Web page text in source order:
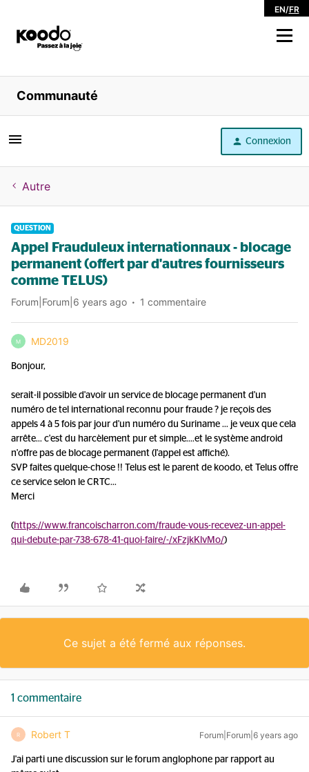
EN/FR
Magasiner
Libre service
Aide
Communauté
Connexion
Autre
QUESTION
Appel Frauduleux internationnaux - blocage
permanent (offert par d'autres fournisseurs
comme TELUS)
Forum|Forum|6 years ago 1 commentaire
M MD2019
Bonjour,
serait-il possible d'avoir un service de blocage permanent d'un
numéro de tel international reconnu pour fraude ? je reçois des
appels 4 à 5 fois par jour d'un numéro du Suriname ... je veux que cela
arrête... c'est du harcèlement pur et simple....et le système android
n'offre pas de blocage permanent (l'appel est affiché).
SVP faites quelque-chose !! Telus est le parent de koodo, et Telus offre
ce service selon le CRTC...
Merci
(https://www.francoischarron.com/fraude-vous-recevez-un-appel-
qui-debute-par-738-678-41-quoi-faire/-/xFzjkKlvMo/)
Ce sujet a été fermé aux réponses.
1 commentaire
R Robert T Forum|Forum|6 years ago
J'ai parti une discussion sur le forum anglophone par rapport au